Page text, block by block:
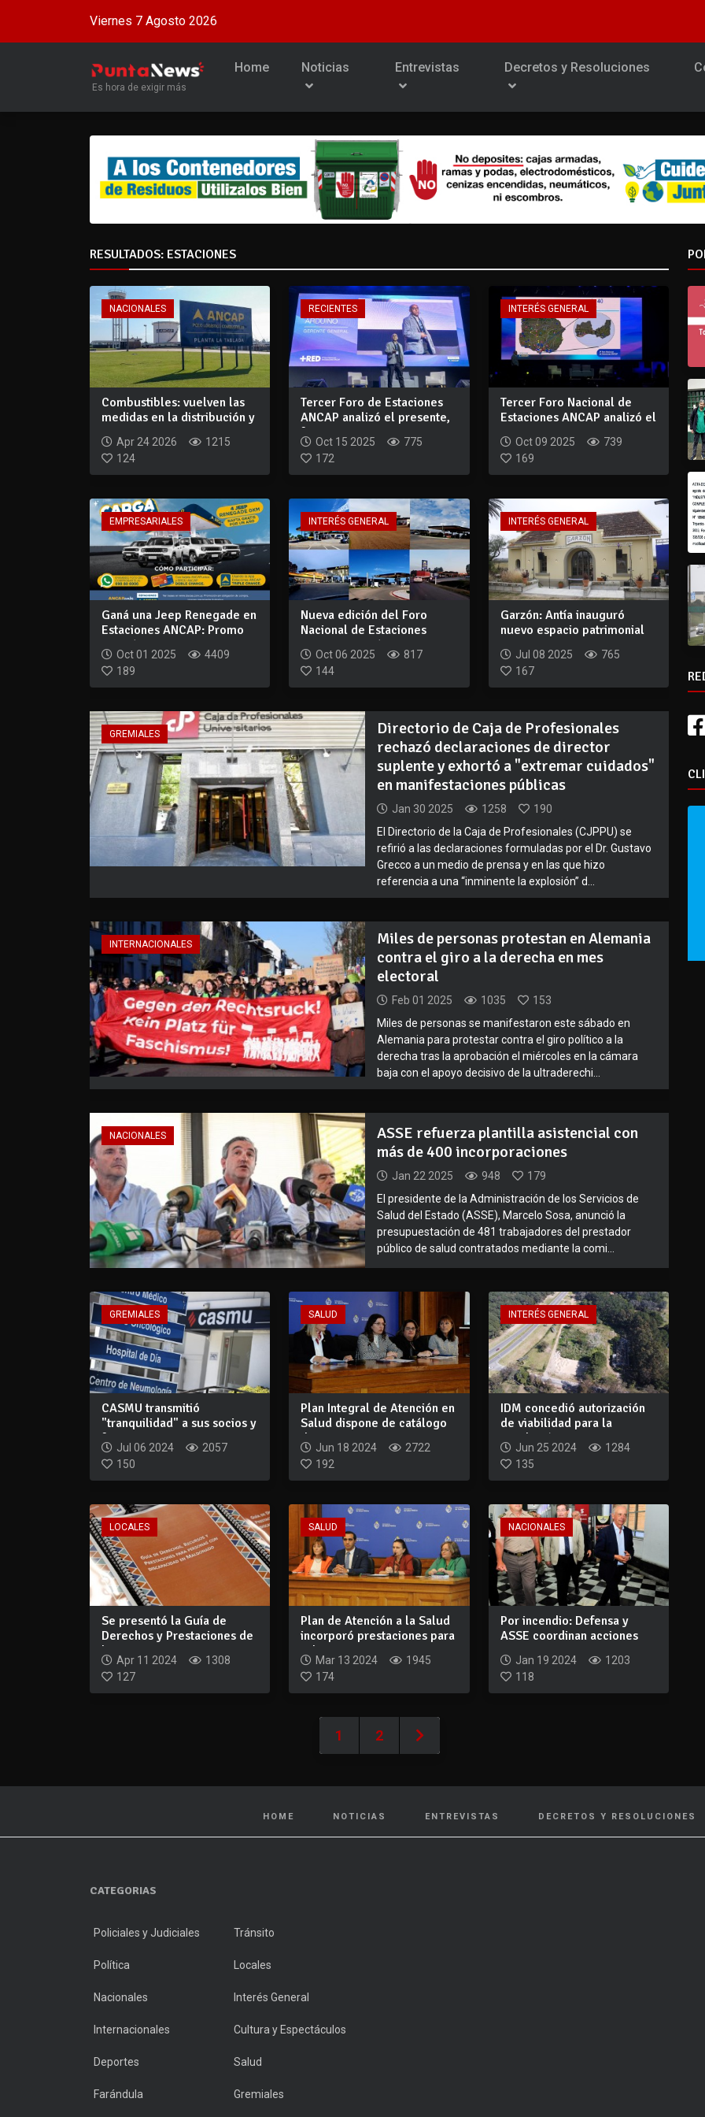
Viernes 7 Agosto 2026
Es hora de exigir más
Home Noticias Entrevistas Decretos y Resoluciones
RESULTADOS: ESTACIONES
NACIONALES
Combustibles: vuelven las
medidas en la distribución y
Apr 24 2026
1215
124
RECIENTES
Tercer Foro de Estaciones
ANCAP analizó el presente,
futuro...
Oct 15 2025
775
172
INTERÉS GENERAL
Tercer Foro Nacional de
Estaciones ANCAP analizó el
Oct 09 2025
739
169
EMPRESARIALES
Ganá una Jeep Renegade en
Estaciones ANCAP: Promo
¡Cargá y G...
Oct 01 2025
4409
189
INTERÉS GENERAL
Nueva edición del Foro
Nacional de Estaciones
ANCAP reunirá...
Oct 06 2025
817
144
INTERÉS GENERAL
Garzón: Antía inauguró
nuevo espacio patrimonial
Jul 08 2025
765
167
GREMIALES
Directorio de Caja de Profesionales
rechazó declaraciones de director
suplente y exhortó a "extremar cuidados"
en manifestaciones públicas
Jan 30 2025 1258
190
El Directorio de la Caja de Profesionales (CJPPU) se
refirió a las declaraciones formuladas por el Dr. Gustavo
Grecco a un medio de prensa y en las que hizo
referencia a una “inminente la explosión” d...
INTERNACIONALES
Miles de personas protestan en Alemania
contra el giro a la derecha en mes
electoral
Feb 01 2025 1035
153
Miles de personas se manifestaron este sábado en
Alemania para protestar contra el giro político a la
derecha tras la aprobación el miércoles en la cámara
baja con el apoyo decisivo de la ultraderechi...
NACIONALES
ASSE refuerza plantilla asistencial con
más de 400 incorporaciones
Jan 22 2025 948
179
El presidente de la Administración de los Servicios de
Salud del Estado (ASSE), Marcelo Sosa, anunció la
presupuestación de 481 trabajadores del prestador
público de salud contratados mediante la comi...
GREMIALES
CASMU transmitió
"tranquilidad" a sus socios y
funcionarios...
Jul 06 2024
2057
150
SALUD
Plan Integral de Atención en
Salud dispone de catálogo
digit...
Jun 18 2024
2722
192
INTERÉS GENERAL
IDM concedió autorización
de viabilidad para la
instalación...
Jun 25 2024
1284
135
LOCALES
Se presentó la Guía de
Derechos y Prestaciones de
las person...
Apr 11 2024
1308
127
SALUD
Plan de Atención a la Salud
incorporó prestaciones para
salu...
Mar 13 2024
1945
174
NACIONALES
Por incendio: Defensa y
ASSE coordinan acciones
Jan 19 2024
1203
118
1 2
HOME NOTICIAS ENTREVISTAS DECRETOS Y RESOLUCIONES
CATEGORIAS
Policiales y Judiciales Tránsito
Política Locales
Nacionales Interés General
Internacionales Cultura y Espectáculos
Deportes Salud
Farándula Gremiales